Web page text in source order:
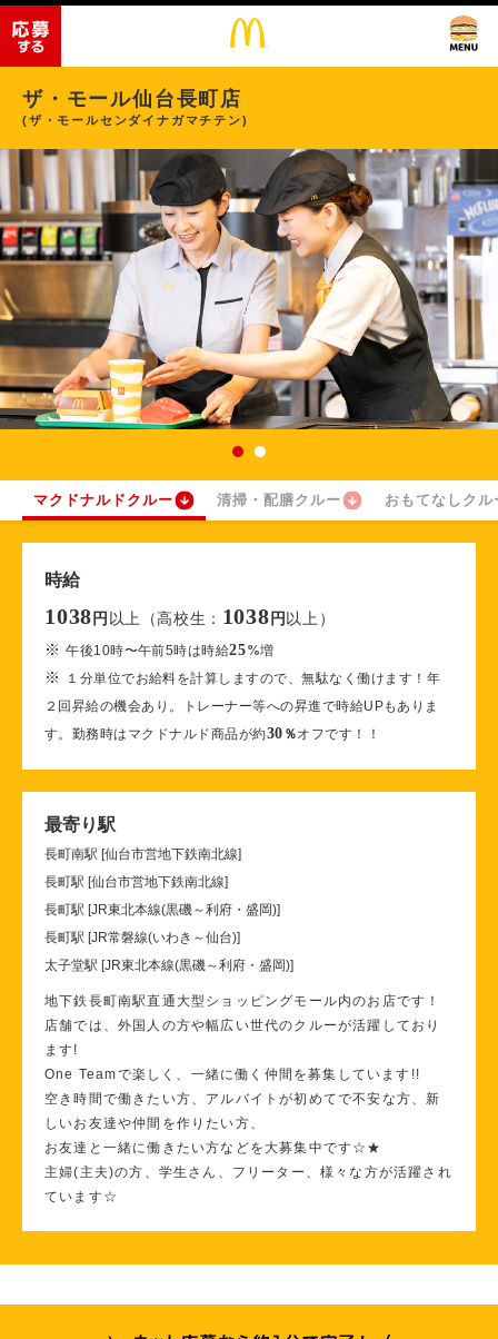
ザ・モール仙台長町店
(ザ・モールセンダイナガマチテン)
マクドナルドクルー 清掃・配膳クルー おもてなしクル
時給
1038 円 以上（高校生： 1038 円 以上）
※午後10時〜午前5時は時給25%増
※
１分単位でお給料を計算しますので、無駄なく働けます！年
２回昇給の機会あり。トレーナー等への昇進で時給UPもありま
す。勤務時はマクドナルド商品が約30 ％オフです！！
最寄り駅
長町南駅 [仙台市営地下鉄南北線]
長町駅 [仙台市営地下鉄南北線]
長町駅 [JR東北本線(黒磯～利府・盛岡)]
長町駅 [JR常磐線(いわき～仙台)]
太子堂駅 [JR東北本線(黒磯～利府・盛岡)]
地下鉄長町南駅直通大型ショッピングモール内のお店です！
店舗では、外国人の方や幅広い世代のクルーが活躍しており
ます!
One Teamで楽しく、一緒に働く仲間を募集しています!!
空き時間で働きたい方、アルバイトが初めてで不安な方、新
しいお友達や仲間を作りたい方、
お友達と一緒に働きたい方などを大募集中です☆★
主婦(主夫)の方、学生さん、フリーター、様々な方が活躍され
ています☆